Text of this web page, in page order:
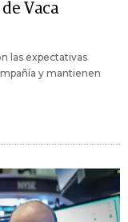
Vaca
las expectativas
y mantienen